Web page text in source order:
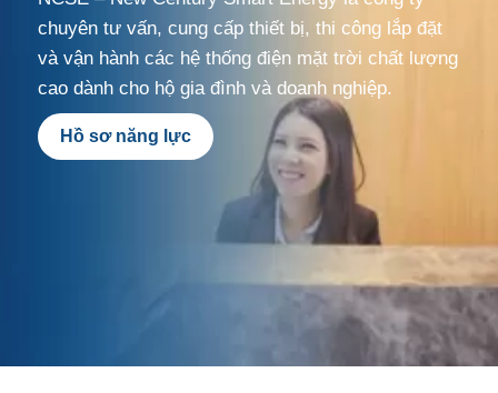
chuyên tư vấn, cung cấp thiết bị, thi công lắp đặt
và vận hành các hệ thống điện mặt trời chất lượng
cao dành cho hộ gia đình và doanh nghiệp.
Hồ sơ năng lực